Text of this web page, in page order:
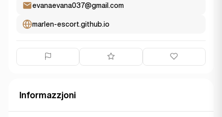
evanaevana037@gmail.com
marlen-escort.github.io
Informazzjoni